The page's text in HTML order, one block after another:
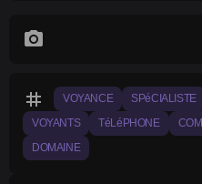
photo_camera
tag VOYANCE SPéCIALISTE
VOYANTS TéLéPHONE
DOMAINE